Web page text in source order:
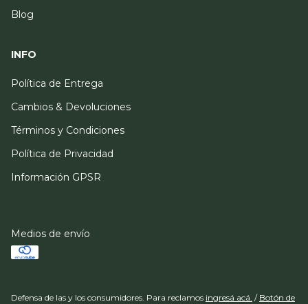
Blog
INFO
Política de Entrega
Cambios & Devoluciones
Términos y Condiciones
Política de Privacidad
Información GPSR
Medios de envío
Defensa de las y los consumidores. Para reclamos ingresá acá. / Botón de